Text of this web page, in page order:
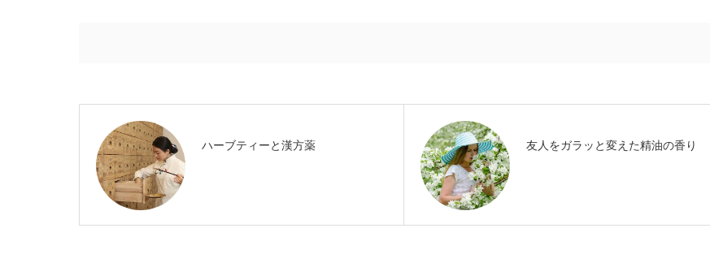
ハーブティーと漢方薬 友人をガラッと変えた精油の香り